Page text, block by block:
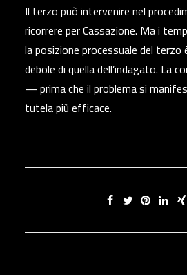
Il terzo può intervenire nel
ricorrere per Cassazione. Ma i
la posizione processuale del
debole di quella dell’indagato. La
— prima che il problema si
tutela più efficace.